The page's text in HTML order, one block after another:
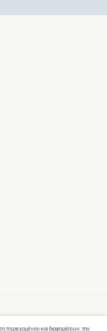
περιεχομένου και διαφημίσεων, την